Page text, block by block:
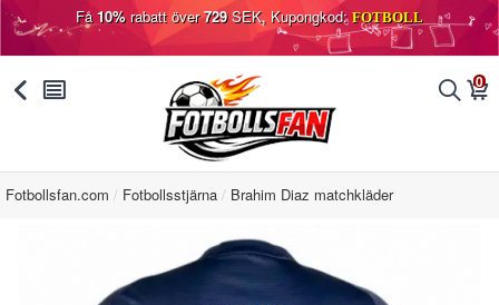
Få10%rabatt över729SEK, Kupongkod: FOTBOLL
󰅯 󰂩 󰂨 0
󰃦
Fotbollsfan.com Fotbollsstjärna Brahim Diaz matchkläder